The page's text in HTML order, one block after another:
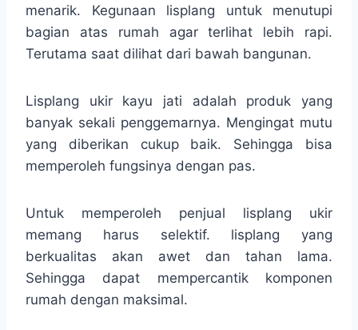
menarik. Kegunaan lisplang untuk menutupi
bagian atas rumah agar terlihat lebih rapi.
Terutama saat dilihat dari bawah bangunan.
Lisplang ukir kayu jati adalah produk yang
banyak sekali penggemarnya. Mengingat mutu
yang diberikan cukup baik. Sehingga bisa
memperoleh fungsinya dengan pas.
Untuk memperoleh penjual lisplang ukir
memang harus selektif. lisplang yang
berkualitas akan awet dan tahan lama.
Sehingga dapat mempercantik komponen
rumah dengan maksimal.